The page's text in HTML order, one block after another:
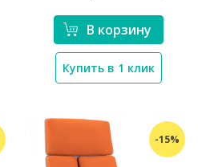
*}
В корзину
Купить в 1 клик
-15%